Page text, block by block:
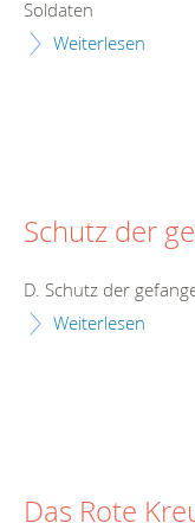
Soldaten
Weiterlesen
Schutz der
D. Schutz der
Weiterlesen
Das Rote